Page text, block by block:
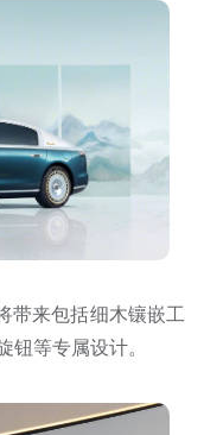
带来包括细木镶嵌工
等专属设计。